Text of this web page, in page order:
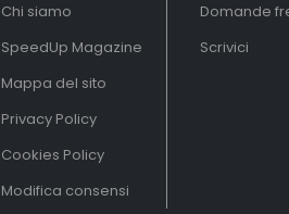
Chi siamo
SpeedUp Magazine
Mappa del sito
Privacy Policy
Cookies Policy
Modifica consensi
Domande
Scrivici